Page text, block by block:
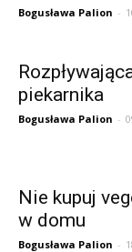
Bogusława Palion -
piekarnika
Bogusława Palion -
Nie kupuj
w domu
Bogusława Palion -